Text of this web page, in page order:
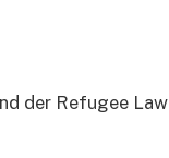
der Refugee